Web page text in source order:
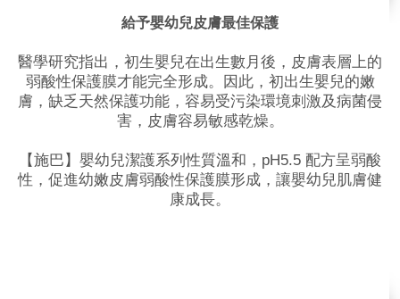
給予嬰幼兒皮膚最佳保護
醫學研究指出，初生嬰兒在出生數月後，皮膚表層上的
弱酸性保護膜才能完全形成。因此，初出生嬰兒的嫩
膚，缺乏天然保護功能，容易受污染環境刺激及病菌侵
害，皮膚容易敏感乾燥。
【施巴】嬰幼兒潔護系列性質溫和，pH5.5 配方呈弱酸
性，促進幼嫩皮膚弱酸性保護膜形成，讓嬰幼兒肌膚健
康成長。